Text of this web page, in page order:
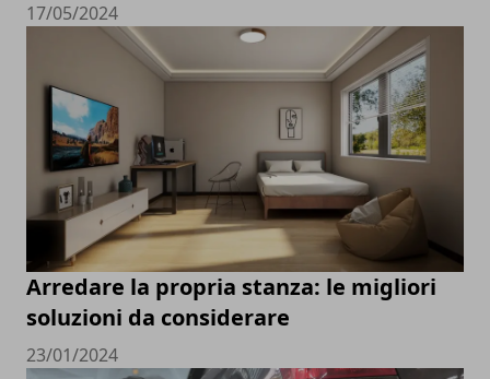
17/05/2024
Arredare la propria stanza: le migliori
soluzioni da considerare
23/01/2024